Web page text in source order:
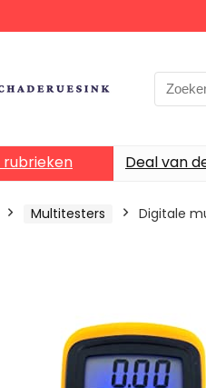
rubrieken Deal van
Multitesters Digitale